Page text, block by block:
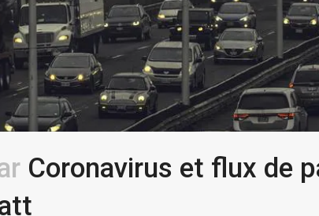
Coronavirus et flux de